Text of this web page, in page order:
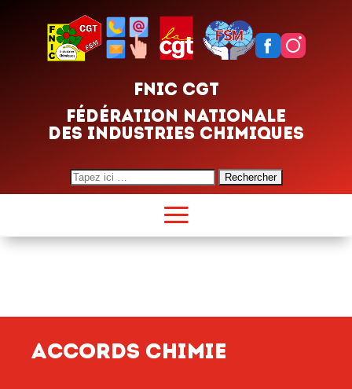
FNIC CGT
FÉDÉRATION NATIONALE
DES INDUSTRIES CHIMIQUES
Search
for:
Accords Chimie